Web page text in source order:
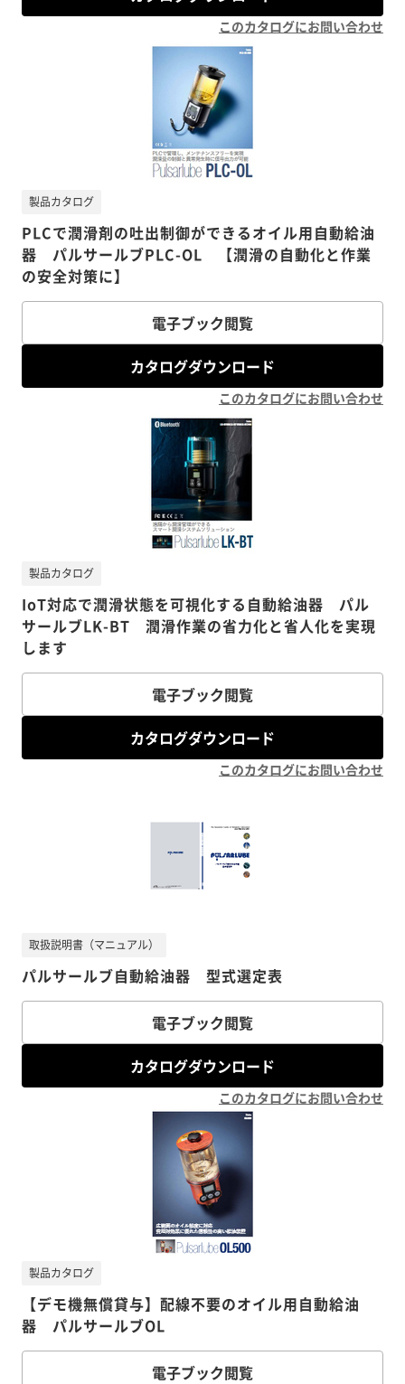
このカタログにお問い合わせ
PLCで潤滑剤の吐出制御ができるオイル用自動給油
器 パルサールブPLC-OL 【潤滑の自動化と作業
の安全対策に】
製品カタログ
電子ブック閲覧
カタログダウンロード
このカタログにお問い合わせ
IoT対応で潤滑状態を可視化する自動給油器 パル
サールブLK-BT 潤滑作業の省力化と省人化を実現
します
製品カタログ
電子ブック閲覧
カタログダウンロード
このカタログにお問い合わせ
パルサールブ自動給油器 型式選定表
取扱説明書（マニュアル）
電子ブック閲覧
カタログダウンロード
このカタログにお問い合わせ
【デモ機無償貸与】配線不要のオイル用自動給油
器 パルサールブOL
製品カタログ
電子ブック閲覧